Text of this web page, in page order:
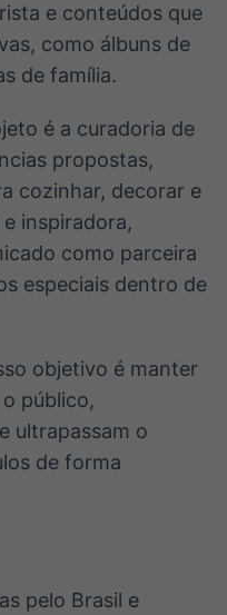
e conteúdos que
como álbuns de
de família.
é a curadoria de
propostas,
cozinhar, decorar e
inspiradora,
como parceira
especiais dentro de
objetivo é manter
público,
ultrapassam o
de forma
pelo Brasil e